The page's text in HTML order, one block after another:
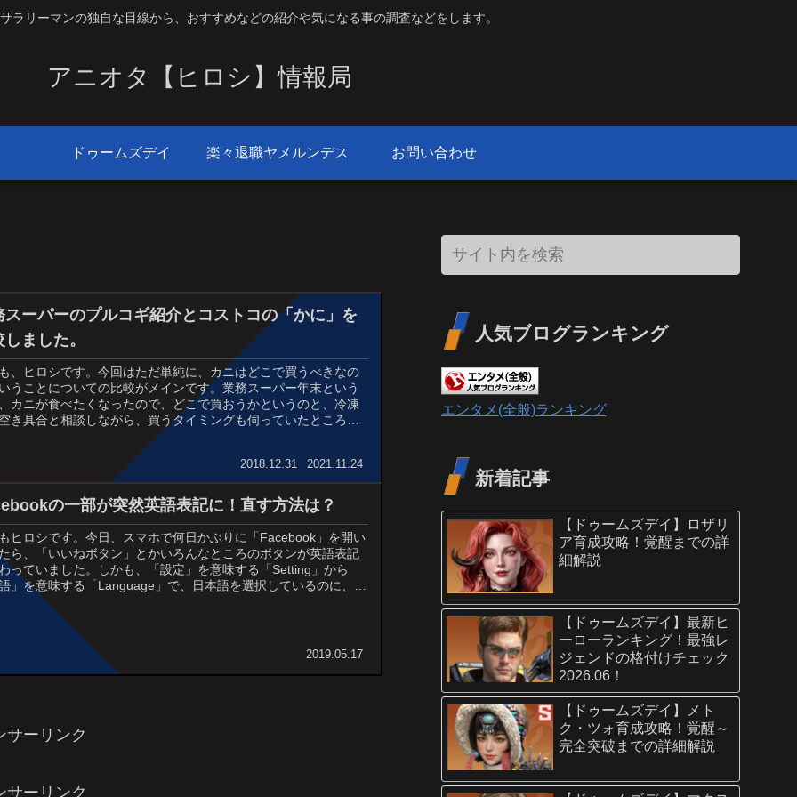
ラリーマンの独自な目線から、おすすめなどの紹介や気になる事の調査などをします。
アニオタ【ヒロシ】情報局
ドゥームズデイ 楽々退職ヤメルンデス お問い合わせ
スーパーのプルコギ紹介とコストコの「かに」を
ました。
、ヒロシです。今回はただ単純に、カニはどこで買うべきなの
うことについての比較がメインです。業務スーパー年末という
カニが食べたくなったので、どこで買おうかというのと、冷凍
き具合と相談しながら、買うタイミングも伺っていたところ、
コよりも安いところを発見してしてしまったため、...
2018.12.31 2021.11.24
の一部が突然英語表記に！直す方法は？
ヒロシです。今日、スマホで何日かぶりに「Facebook」を開い
ら、「いいねボタン」とかいろんなところのボタンが英語表記
っていました。しかも、「設定」を意味する「Setting」から
」を意味する「Language」で、日本語を選択しているのに、正
らないんです。少し焦りま...
2019.05.17
サーリンク
人気ブログランキング
エンタメ(全般)ランキング
新着記事
【ドゥームズデイ】ロザリ
ア育成攻略！覚醒までの詳
細解説
【ドゥームズデイ】最新ヒ
ーローランキング！最強レ
ジェンドの格付けチェック
2026.06！
【ドゥームズデイ】メト
ク・ツォ育成攻略！覚醒～
完全突破までの詳細解説